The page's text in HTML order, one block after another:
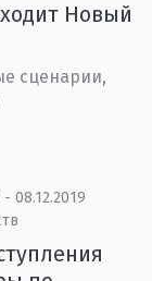
Новый
сценарии,
- 08.12.2019